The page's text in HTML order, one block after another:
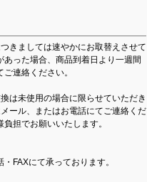
きましては速やかにお取替えさせて
あった場合、商品到着日より一週間
連絡ください。
は未使用の場合に限らせていただき
ール、またはお電話にてご連絡くだ
担でお願いいたします。
FAXにて承っております。